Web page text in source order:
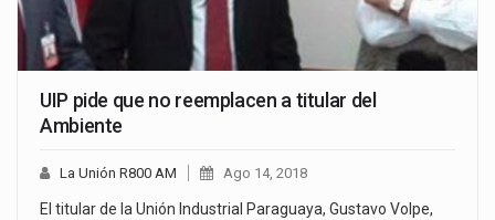
UIP pide que no reemplacen a titular del
Ambiente
La Unión R800 AM Ago 14, 2018
El titular de la Unión Industrial Paraguaya, Gustavo Volpe,